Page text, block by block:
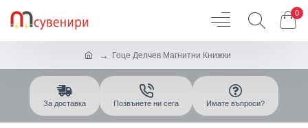
0
Гоце Делчев Магнитни Книжки
За доставка Позвънете ни сега Имате въпроси?